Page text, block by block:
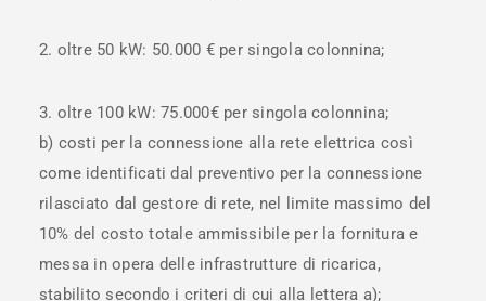
2. oltre 50 kW: 50.000 € per singola colonnina;
3. oltre 100 kW: 75.000€ per singola colonnina;
b) costi per la connessione alla rete elettrica così
come identificati dal preventivo per la connessione
rilasciato dal gestore di rete, nel limite massimo del
10% del costo totale ammissibile per la fornitura e
messa in opera delle infrastrutture di ricarica,
stabilito secondo i criteri di cui alla lettera a);